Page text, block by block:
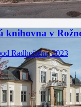
knihovna v
Radhoštěm, 2023